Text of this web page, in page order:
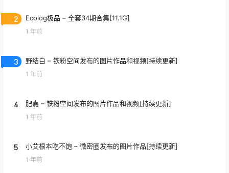
2 Ecolog极品 – 全套34期合集[11.1G]
1 年前
3 野结白 – 铁粉空间发布的图片作品和视频[持续更新]
1 年前
4 肥嘉 – 铁粉空间发布的图片作品和视频[持续更新]
1 年前
5 小艾根本吃不饱 – 微密圈发布的图片作品[持续更新]
1 年前